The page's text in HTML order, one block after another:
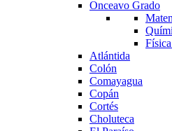
Onceavo Grado
Atlántida
Colón
Comayagua
Copán
Cortés
Choluteca